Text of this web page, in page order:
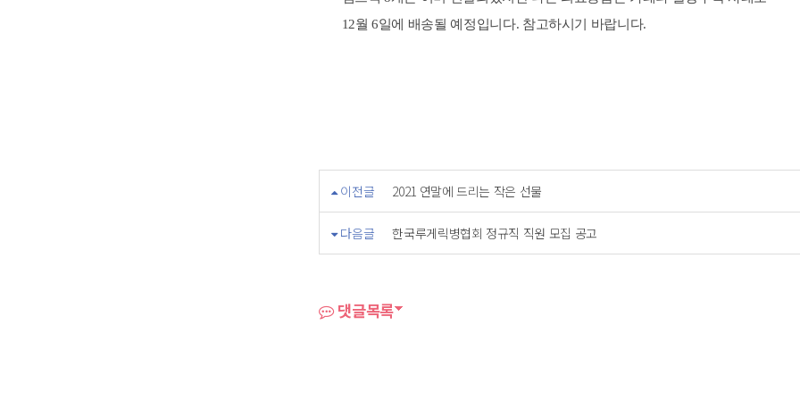
12월 6일에 배송될 예정입니다. 참고하시기 바랍니다.
이전글 2021 연말에 드리는 작은 선물
다음글 한국루게릭병협회 정규직 직원 모집 공고
댓글목록